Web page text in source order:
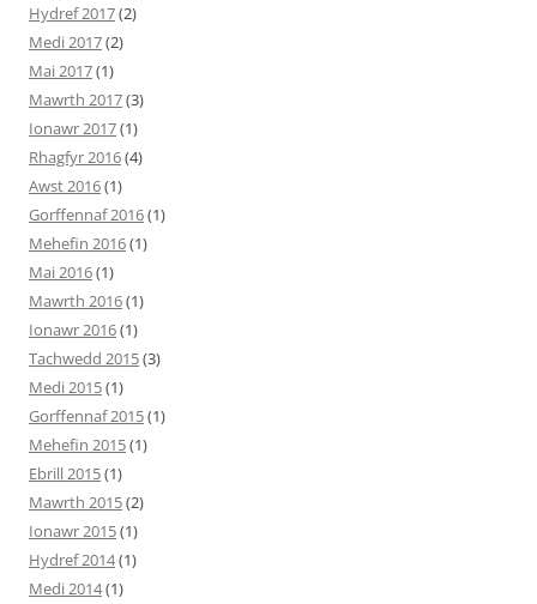
Hydref 2017(2)
Medi 2017(2)
Mai 2017(1)
Mawrth 2017(3)
Ionawr 2017(1)
Rhagfyr 2016(4)
Awst 2016(1)
Gorffennaf 2016(1)
Mehefin 2016(1)
Mai 2016(1)
Mawrth 2016(1)
Ionawr 2016(1)
Tachwedd 2015(3)
Medi 2015(1)
Gorffennaf 2015(1)
Mehefin 2015(1)
Ebrill 2015(1)
Mawrth 2015(2)
Ionawr 2015(1)
Hydref 2014(1)
Medi 2014(1)